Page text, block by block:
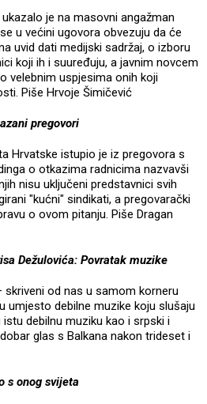
je na masovni angažman
u većini ugovora obvezuju da će
uvid dati medijski sadržaj, o izboru
koji ih i suuređuju, a javnim novcem
velebnim uspjesima onih koji
Piše Hrvoje Šimičević
pregovori
Hrvatske istupio je iz pregovora s
o otkazima radnicima nazvavši
nisu uključeni predstavnici svih
"kućni" sindikati, a pregovarački
o ovom pitanju. Piše Dragan
Dežulovića: Povratak muzike
od nas u samom korneru
umjesto debilne muzike koju slušaju
debilnu muziku kao i srpski i
glas s Balkana nakon trideset i
s onog svijeta